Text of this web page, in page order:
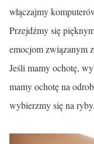
włączajmy
Przejdźmy się
emocjom związanym
Jeśli mamy ochotę,
mamy ochotę na
wybierzmy się na ryby.